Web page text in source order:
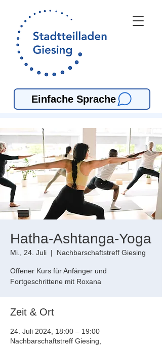
Einfache Sprache
Hatha-Ashtanga-Yoga
Mi., 24. Juli
  |
Nachbarschaftstreff Giesing
Offener Kurs für Anfänger und
Fortgeschrittene mit Roxana
Zeit & Ort
24. Juli 2024, 18:00 – 19:00
Nachbarschaftstreff Giesing,